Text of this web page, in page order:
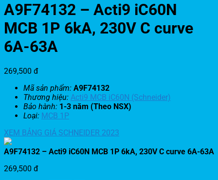
A9F74132 – Acti9 iC60N
MCB 1P 6kA, 230V C curve
6A-63A
269,500 đ
Mã sản phẩm: A9F74132
Thương hiệu: Acti9 MCB iC60N (Schneider)
Bảo hành: 1-3 năm (Theo NSX)
Loại: MCB 1P
XEM BẢNG GIÁ SCHNEIDER 2023
A9F74132 – Acti9 iC60N MCB 1P 6kA, 230V C curve 6A-63A
269,500 đ